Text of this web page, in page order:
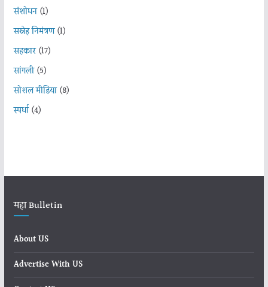
संशोधन(1)
सस्नेह निमंत्रण(1)
सहकार(17)
सांगली(5)
सोशल मीडिया(8)
स्पर्धा(4)
महा Bulletin
About US
Advertise With US